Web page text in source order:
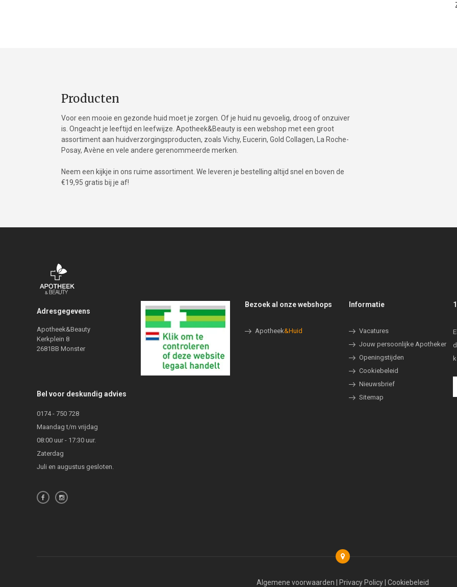
Producten
Voor een mooie en gezonde huid moet je zorgen. Of je huid nu gevoelig, droog of onzuiver
is. Ongeacht je leeftijd en leefwijze. Apotheek&Beauty is een webshop met een groot
assortiment aan huidverzorgingsproducten, zoals Vichy, Eucerin, Gold Collagen, La Roche-
Posay, Avène en vele andere gerenommeerde merken.
Neem een kijkje in ons ruime assortiment. We leveren je bestelling altijd snel en boven de
€19,95 gratis bij je af!
Adresgegevens
Apotheek&Beauty
Kerkplein 8
2681BB Monster
Bel voor deskundig advies
0174 - 750 728
Maandag t/m vrijdag
08:00 uur - 17:30 uur.
Zaterdag
Juli en augustus gesloten.
Bezoek al onze webshops
Apotheek&Huid
Informatie
Vacatures
Jouw persoonlijke Apotheker
Openingstijden
Cookiebeleid
Nieuwsbrief
Sitemap
Algemene voorwaarden | Privacy Policy| Cookiebeleid